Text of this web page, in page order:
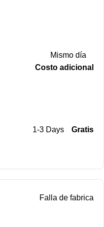
Mismo día
Costo adicional
1-3 Days Gratis
Falla de fabrica